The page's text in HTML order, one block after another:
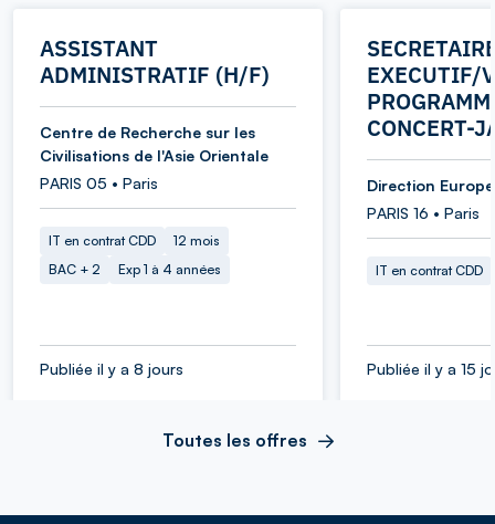
ASSISTANT
ADMINISTRATIF (H/F)
Centre de Recherche sur les
Civilisations de l'Asie Orientale
PARIS 05 • Paris
IT en contrat CDD
12 mois
BAC + 2
Exp 1 à 4 années
Publiée il y a 8 jours
EXECUTIF/
CONCERT-
Direction
PARIS 16 • Paris
IT en contrat CDD
Publiée il y a 15
Toutes les offres